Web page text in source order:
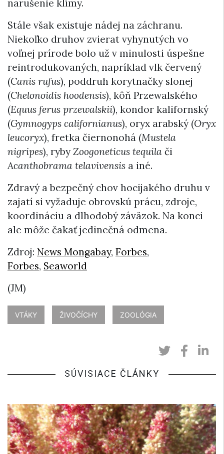
narušenie klímy.
Stále však existuje nádej na záchranu.
Niekoľko druhov zvierat vyhynutých vo
voľnej prírode bolo už v minulosti úspešne
reintrodukovaných, napríklad vlk červený
(Canis rufus), poddruh korytnačky slonej
(Chelonoidis hoodensis), kôň Przewalského
(Equus ferus przewalskii), kondor kalifornský
(Gymnogyps californianus), oryx arabský (Oryx
leucoryx), fretka čiernonohá (Mustela
nigripes), rybyZoogoneticus tequila či
Acanthobrama telavivensis a iné.
Zdravý a bezpečný chov hocijakého druhu v
zajatí si vyžaduje obrovskú prácu, zdroje,
koordináciu a dlhodobý záväzok. Na konci
ale môže čakať jedinečná odmena.
Zdroj: News Mongabay, Forbes,
Forbes, Seaworld
(JM)
VTÁKY ŽIVOČÍCHY ZOOLÓGIA
SÚVISIACE ČLÁNKY